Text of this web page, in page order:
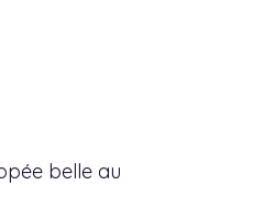
belle au